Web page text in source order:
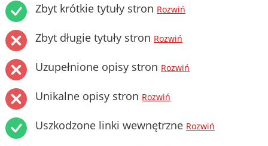
Zbyt krótkie tytuły stron Rozwiń
Zbyt długie tytuły stron Rozwiń
Uzupełnione opisy stron Rozwiń
Unikalne opisy stron Rozwiń
Uszkodzone linki wewnętrzne Rozwiń